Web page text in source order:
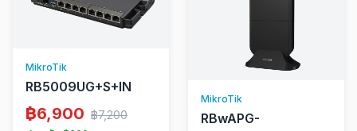
MikroTik
RB5009UG+S+IN
฿6,900 ฿7,200
MikroTik
RBwAPG-